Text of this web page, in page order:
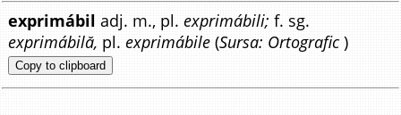
exprimábil adj. m., pl.exprimábili; f. sg.
exprimábilă, pl.exprimábile (Sursa: Ortografic )
Copy to clipboard